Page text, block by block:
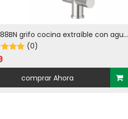
grifo cocina extraíble con agua
caliente
(0)
comprar Ahora